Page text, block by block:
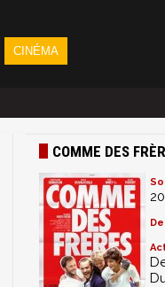
CINÉMA
COMME DES
De